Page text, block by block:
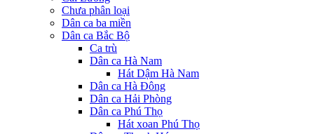
Chưa phân loại
Dân ca ba miền
Dân ca Bắc Bộ
Ca trù
Dân ca Hà Nam
Hát Dậm Hà Nam
Dân ca Hà Đông
Dân ca Hải Phòng
Dân ca Phú Thọ
Hát xoan Phú Thọ